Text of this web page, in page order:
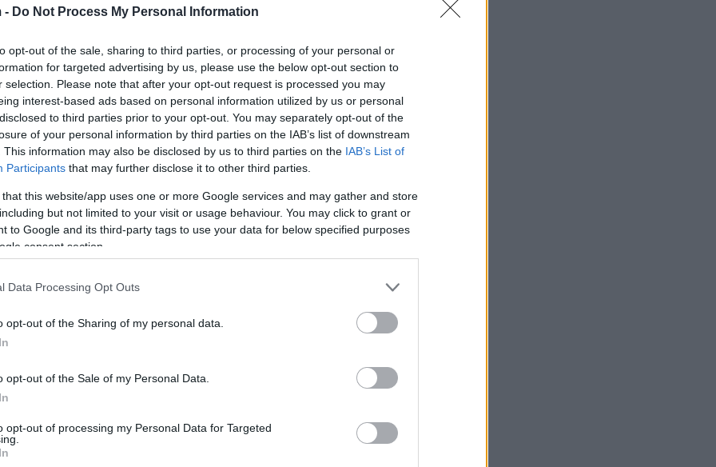
- Do Not Process My Personal Information
opt-out of the sale, sharing to third parties, or processing of your personal or
for targeted advertising by us, please use the below opt-out section to
selection. Please note that after your opt-out request is processed you may
interest-based ads based on personal information utilized by us or personal
to third parties prior to your opt-out. You may separately opt-out of the
of your personal information by third parties on the IAB’s list of downstream
This information may also be disclosed by us to third parties on the IAB’s List of
Participants that may further disclose it to other third parties.
that this website/app uses one or more Google services and may gather and store
but not limited to your visit or usage behaviour. You may click to grant or
to Google and its third-party tags to use your data for below specified purposes
consent section.
Data Processing Opt Outs
opt-out of the Sharing of my personal data.
opt-out of the Sale of my Personal Data.
opt-out of processing my Personal Data for Targeted
comunidad internacional para hacer frente
signos de una posible epidemia.
millonesde personas residen en regiones
propagación de este virus. La historia se
la epidemia de